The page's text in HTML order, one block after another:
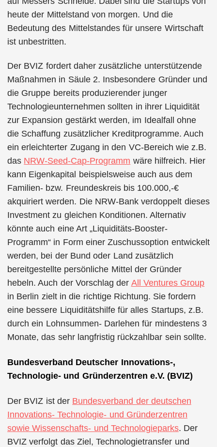
heute der Mittelstand von morgen. Und die
Bedeutung des Mittelstandes für unsere Wirtschaft
ist unbestritten.
Der BVIZ fordert daher zusätzliche unterstützende
Maßnahmen in Säule 2. Insbesondere Gründer und
die Gruppe bereits produzierender junger
Technologieunternehmen sollten in ihrer Liquidität
zur Expansion gestärkt werden, im Idealfall ohne
die Schaffung zusätzlicher Kreditprogramme. Auch
ein erleichterter Zugang in den VC-Bereich wie z.B.
das NRW-Seed-Cap-Programm wäre hilfreich. Hier
kann Eigenkapital beispielsweise auch aus dem
Familien- bzw. Freundeskreis bis 100.000,-€
akquiriert werden. Die NRW-Bank verdoppelt dieses
Investment zu gleichen Konditionen. Alternativ
könnte auch eine Art „Liquiditäts-Booster-
Programm“ in Form einer Zuschussoption entwickelt
werden, bei der Bund oder Land zusätzlich
bereitgestellte persönliche Mittel der Gründer
hebeln. Auch der Vorschlag der All Ventures Group
in Berlin zielt in die richtige Richtung. Sie fordern
eine bessere Liquiditätshilfe für alles Startups, z.B.
durch ein Lohnsummen- Darlehen für mindestens 3
Monate, das sehr langfristig rückzahlbar sein sollte.
Bundesverband Deutscher Innovations-,
Technologie- und Gründerzentren e.V. (BVIZ)
Der BVIZ ist der Bundesverband der deutschen
Innovations- Technologie- und Gründerzentren
sowie Wissenschafts- und Technologieparks. Der
BVIZ verfolgt das Ziel, Technologietransfer und